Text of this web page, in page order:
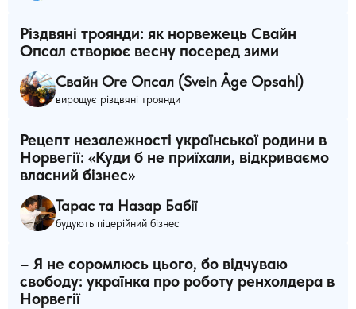
Різдвяні троянди: як норвежець Свайн
Опсал створює весну посеред зими
Свайн Оге Опсал (Svein Åge Opsahl)
вирощує різдвяні троянди
Рецепт незалежності української родини в
Норвегії: «Куди б не приїхали, відкриваємо
власний бізнес»
Тарас та Назар Бабії
будують піцерійний бізнес
– Я не соромлюсь цього, бо відчуваю
свободу: українка про роботу ренхолдера в
Норвегії